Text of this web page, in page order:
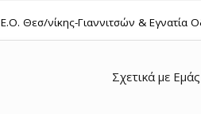
Ε.Ο. Θεσ/νίκης-Γιαννιτσών & Εγνατία
Σχετικά με Εμάς